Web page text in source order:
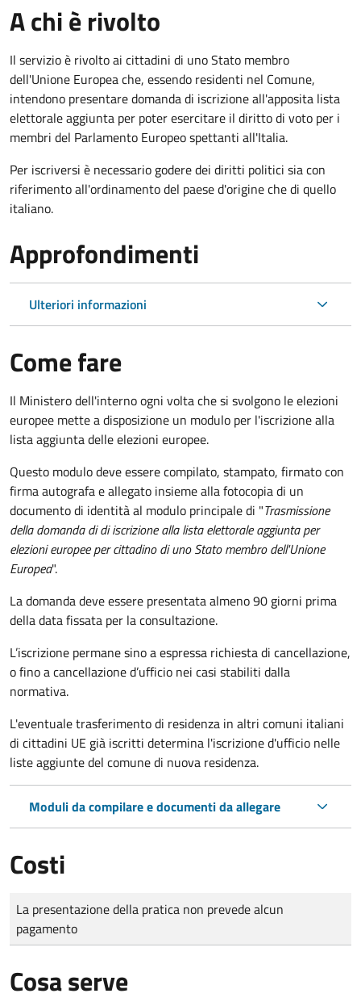
A chi è rivolto
Il servizio è rivolto ai cittadini di uno Stato membro
dell'Unione Europea che, essendo residenti nel Comune,
intendono presentare domanda di iscrizione all'apposita lista
elettorale aggiunta per poter esercitare il diritto di voto per i
membri del Parlamento Europeo spettanti all'Italia.
Per iscriversi è necessario godere dei diritti politici sia con
riferimento all'ordinamento del paese d'origine che di quello
italiano.
Approfondimenti
Ulteriori informazioni
Come fare
Il Ministero dell'interno ogni volta che si svolgono le elezioni
europee mette a disposizione un modulo per l'iscrizione alla
lista aggiunta delle elezioni europee.
Questo modulo deve essere compilato, stampato, firmato con
firma autografa e allegato insieme alla fotocopia di un
documento di identità al modulo principale di "Trasmissione
della domanda di di iscrizione alla lista elettorale aggiunta per
elezioni europee per cittadino di uno Stato membro dell'Unione
Europea".
La domanda deve essere presentata almeno 90 giorni prima
della data fissata per la consultazione.
L’iscrizione permane sino a espressa richiesta di cancellazione,
o fino a cancellazione d’ufficio nei casi stabiliti dalla
normativa.
L'eventuale trasferimento di residenza in altri comuni italiani
di cittadini UE già iscritti determina l'iscrizione d'ufficio nelle
liste aggiunte del comune di nuova residenza.
Moduli da compilare e documenti da allegare
Costi
Tipo di pagamento
Importo
La presentazione della pratica non prevede alcun
pagamento
Cosa serve